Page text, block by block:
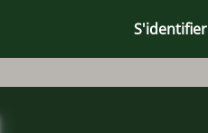
S'identifier